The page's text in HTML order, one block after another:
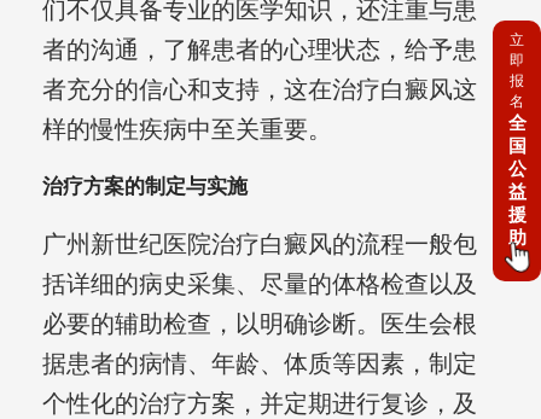
们不仅具备专业的医学知识，还注重与患
者的沟通，了解患者的心理状态，给予患
者充分的信心和支持，这在治疗白癜风这
样的慢性疾病中至关重要。
治疗方案的制定与实施
广州新世纪医院治疗白癜风的流程一般包
括详细的病史采集、尽量的体格检查以及
必要的辅助检查，以明确诊断。医生会根
据患者的病情、年龄、体质等因素，制定
个性化的治疗方案，并定期进行复诊，及
立
即
报
名
全
国
公
益
援
助